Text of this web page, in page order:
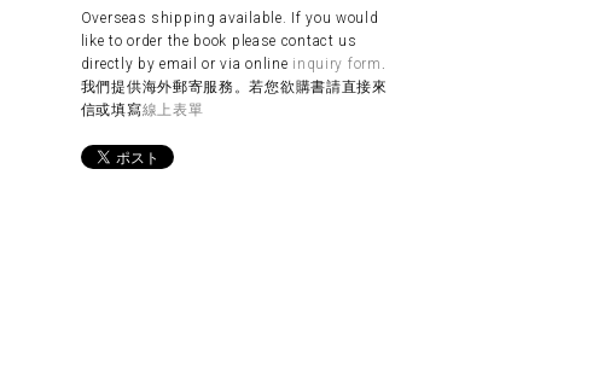
Overseas shipping available. If you would
like to order the book please contact us
directly by email or via online inquiry form .
我們提供海外郵寄服務。若您欲購書請直接來
信或填寫線上表單